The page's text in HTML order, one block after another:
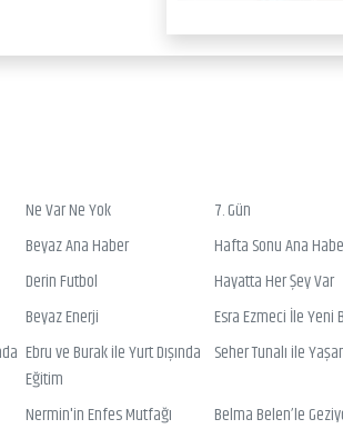
Ne Var Ne Yok 7. Gün
Beyaz Ana Haber Hafta Sonu Ana
Derin Futbol Hayatta Her Şey Var
Beyaz Enerji Esra Ezmeci İle Yeni
Ebru ve Burak ile Yurt Dışında
Eğitim
Seher Tunalı ile
Nermin'in Enfes Mutfağı Belma Belen’le